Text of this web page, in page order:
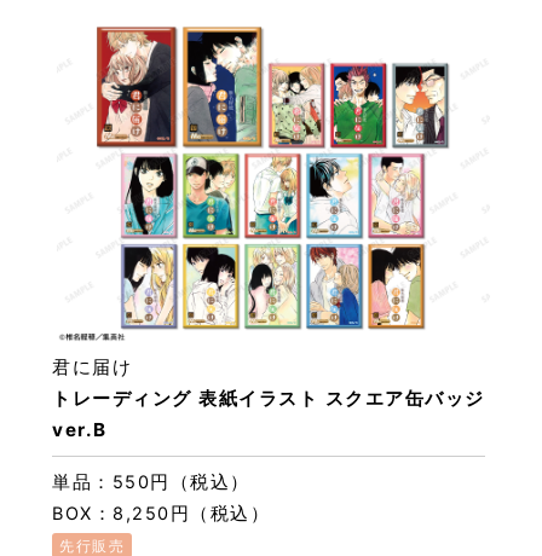
トレーディング 表紙イラスト スクエア缶バッジ
ver.B
君に届け
単品：550円（税込）
BOX：8,250円（税込）
先行販売